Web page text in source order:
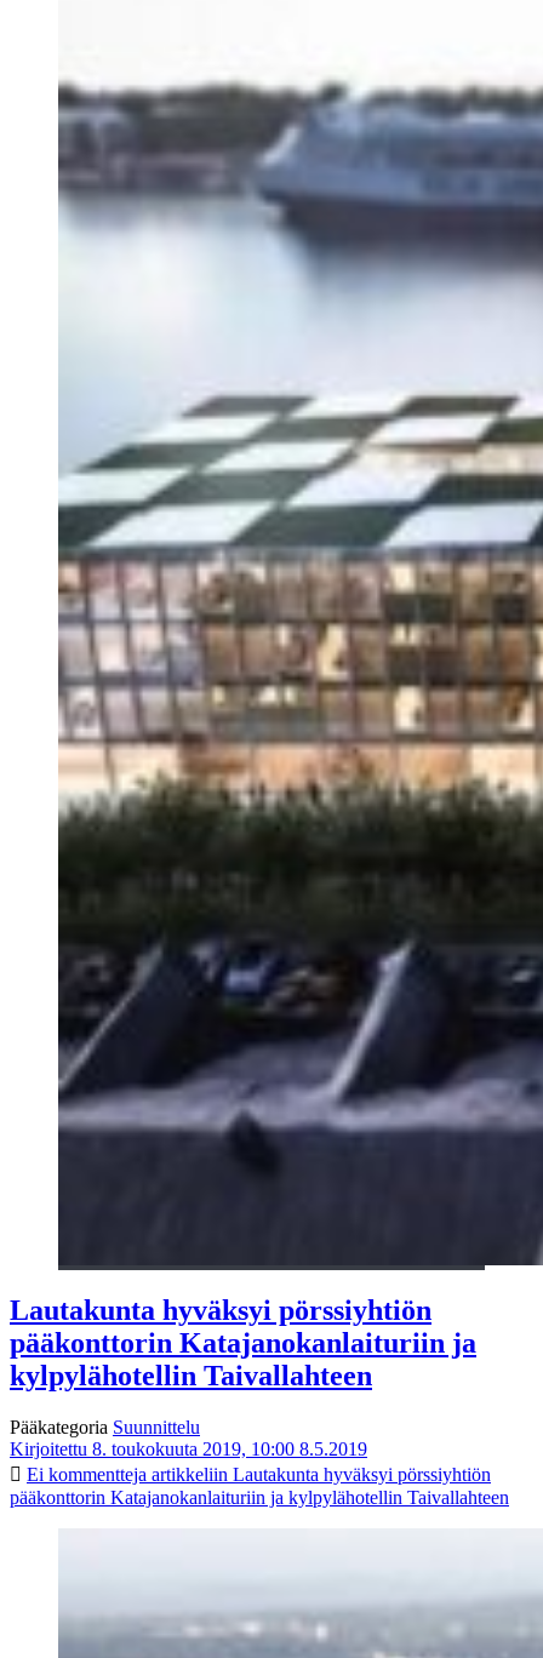
Lautakunta hyväksyi pörssiyhtiön
pääkonttorin Katajanokanlaituriin ja
kylpylähotellin Taivallahteen
Pääkategoria Suunnittelu
Kirjoitettu 8. toukokuuta 2019, 10:00 8.5.2019
Ei kommentteja artikkeliin Lautakunta hyväksyi pörssiyhtiön
pääkonttorin Katajanokanlaituriin ja kylpylähotellin Taivallahteen